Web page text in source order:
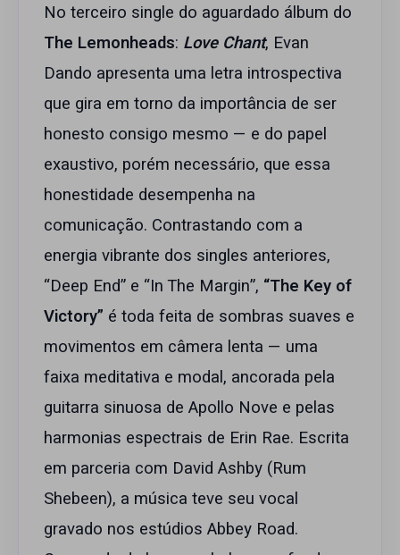
No terceiro single do aguardado álbum do
The Lemonheads: Love Chant, Evan
Dando apresenta uma letra introspectiva
que gira em torno da importância de ser
honesto consigo mesmo — e do papel
exaustivo, porém necessário, que essa
honestidade desempenha na
comunicação. Contrastando com a
energia vibrante dos singles anteriores,
“Deep End” e “In The Margin”, “The Key of
Victory” é toda feita de sombras suaves e
movimentos em câmera lenta — uma
faixa meditativa e modal, ancorada pela
guitarra sinuosa de Apollo Nove e pelas
harmonias espectrais de Erin Rae. Escrita
em parceria com David Ashby (Rum
Shebeen), a música teve seu vocal
gravado nos estúdios Abbey Road.